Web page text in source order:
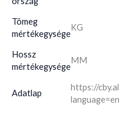
Tömeg
mértékegysége
KG
Hossz
mértékegysége
MM
Adatlap
https://
language=en